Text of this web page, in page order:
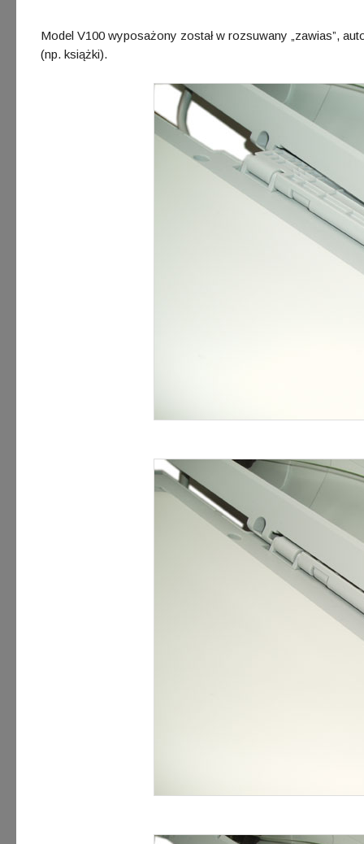
Model V100 wyposażony został w rozsuwany „zawias”,
(np. książki).